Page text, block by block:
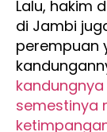
Lalu, hakim
di Jambi
perempuan
semestinya